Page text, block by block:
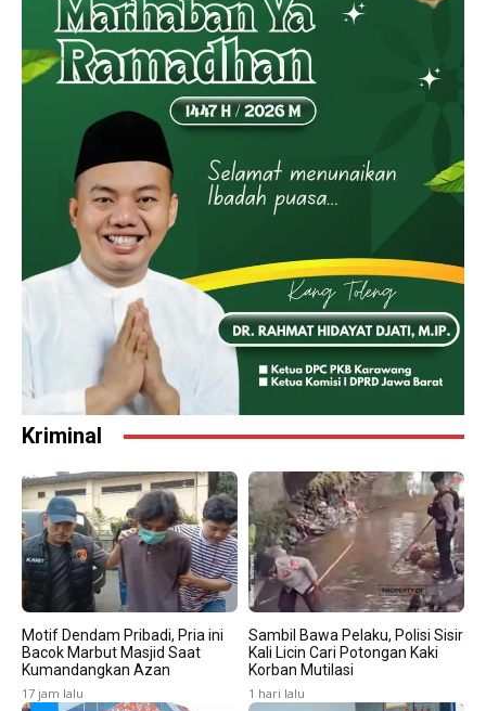
Kriminal
Motif Dendam Pribadi, Pria ini
Bacok Marbut Masjid Saat
Kumandangkan Azan
17 jam lalu
Sambil Bawa Pelaku, Polisi Sisir
Kali Licin Cari Potongan Kaki
Korban Mutilasi
1 hari lalu